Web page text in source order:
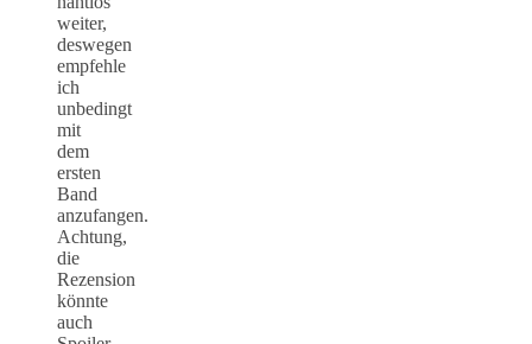
weiter,
deswegen
empfehle
ich
unbedingt
mit
dem
ersten
Band
anzufangen.
Achtung,
die
Rezension
könnte
auch